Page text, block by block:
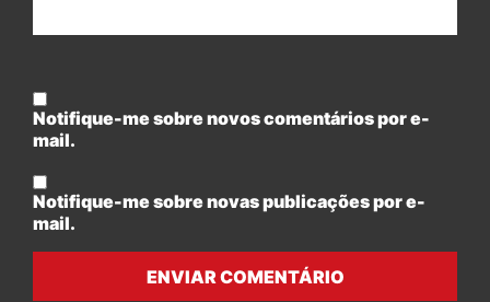
Notifique-me sobre novos comentários por e-
mail.
Notifique-me sobre novas publicações por e-
mail.
ENVIAR COMENTÁRIO